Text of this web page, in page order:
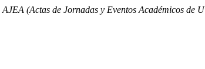
AJEA (Actas de Jornadas y Eventos Académicos de